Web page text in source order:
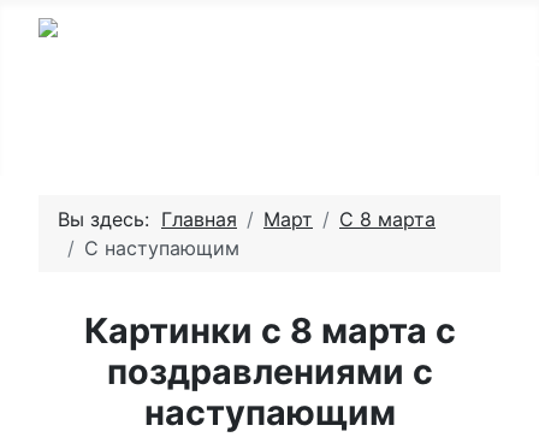
Вы здесь: Главная Март
С 8 марта
С наступающим
Картинки с 8 марта с
поздравлениями с
наступающим